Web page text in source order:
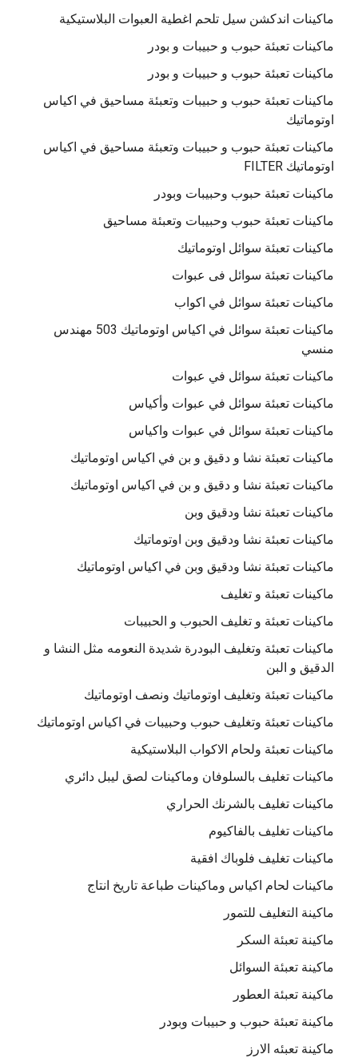
ماكينات اندكشن سيل تلحم اغطية العبوات البلاستيكية
ماكينات تعبئة حبوب و حبيبات و بودر
ماكينات تعبئة حبوب و حبيبات و بودر
ماكينات تعبئة حبوب و حبيبات وتعبئة مساحيق في اكياس
اوتوماتيك
ماكينات تعبئة حبوب و حبيبات وتعبئة مساحيق في اكياس
اوتوماتيك FILTER
ماكينات تعبئة حبوب وحبيبات وبودر
ماكينات تعبئة حبوب وحبيبات وتعبئة مساحيق
ماكينات تعبئة سوائل اوتوماتيك
ماكينات تعبئة سوائل فى عبوات
ماكينات تعبئة سوائل في اكواب
ماكينات تعبئة سوائل في اكياس اوتوماتيك 503 مهندس
منسي
ماكينات تعبئة سوائل في عبوات
ماكينات تعبئة سوائل في عبوات وأكياس
ماكينات تعبئة سوائل في عبوات واكياس
ماكينات تعبئة نشا و دقيق و بن في اكياس اوتوماتيك
ماكينات تعبئة نشا و دقيق و بن في اكياس اوتوماتيك
ماكينات تعبئة نشا ودقيق وبن
ماكينات تعبئة نشا ودقيق وبن اوتوماتيك
ماكينات تعبئة نشا ودقيق وبن في اكياس اوتوماتيك
ماكينات تعبئة و تغليف
ماكينات تعبئة و تغليف الحبوب و الحبيبات
ماكينات تعبئة وتغليف البودرة شديدة النعومه مثل النشا و
الدقيق و البن
ماكينات تعبئة وتغليف اوتوماتيك ونصف اوتوماتيك
ماكينات تعبئة وتغليف حبوب وحبيبات في اكياس اوتوماتيك
ماكينات تعبئة ولحام الاكواب البلاستيكية
ماكينات تغليف بالسلوفان وماكينات لصق ليبل دائري
ماكينات تغليف بالشرنك الحراري
ماكينات تغليف بالفاكيوم
ماكينات تغليف فلوباك افقية
ماكينات لحام اكياس وماكينات طباعة تاريخ انتاج
ماكينة التغليف للتمور
ماكينة تعبئة السكر
ماكينة تعبئة السوائل
ماكينة تعبئة العطور
ماكينة تعبئة حبوب و حبيبات وبودر
ماكينة تعبئه الارز